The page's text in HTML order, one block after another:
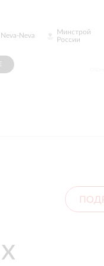
Neva-Neva
Минстрой
России